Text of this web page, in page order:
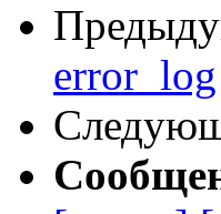
error_log